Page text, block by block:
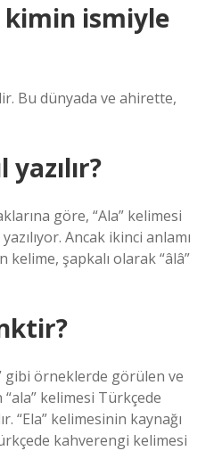
ismiyle
Bu dünyada ve ahirette,
göre, “Ala” kelimesi
Ancak ikinci anlamı
kelime, şapkalı olarak “âlâ”
gibi örneklerde görülen ve
kelimesi Türkçede
“Ela” kelimesinin kaynağı
kahverengi kelimesi